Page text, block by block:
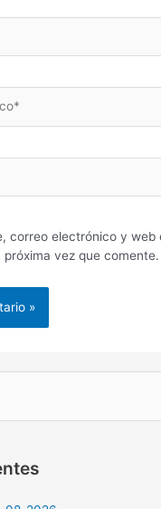
correo electrónico y web
próxima vez que comente.